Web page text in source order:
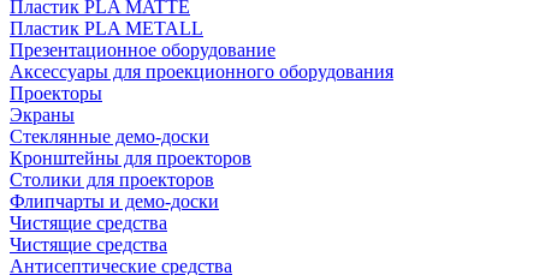
Пластик PLA MATTE
Пластик PLA METALL
Презентационное оборудование
Аксессуары для проекционного оборудования
Проекторы
Экраны
Стеклянные демо-доски
Кронштейны для проекторов
Столики для проекторов
Флипчарты и демо-доски
Чистящие средства
Чистящие средства
Антисептические средства